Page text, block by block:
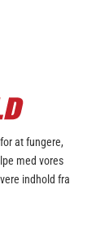
at fungere,
med vores
indhold fra